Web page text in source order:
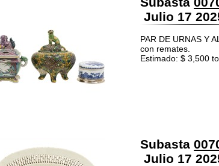
Julio 17
PAR DE URNAS Y
con remates.
Estimado: $ 3,500
Subasta
Julio 17